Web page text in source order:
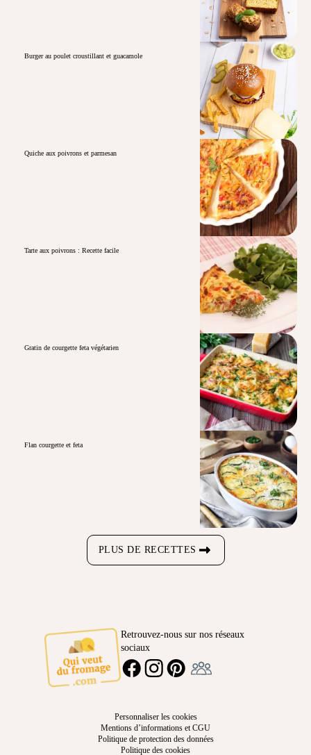
Burger au poulet croustillant et guacamole
Quiche aux poivrons et parmesan
Tarte aux poivrons : Recette facile
Gratin de courgette feta végétarien
Flan courgette et feta
PLUS DE RECETTES
Retrouvez-nous sur nos réseaux
sociaux
FACEBOOKINSTAGRAMPINTEREST
Personnaliser les cookies
Mentions d’informations et CGU
Politique de protection des données
Politique des cookies